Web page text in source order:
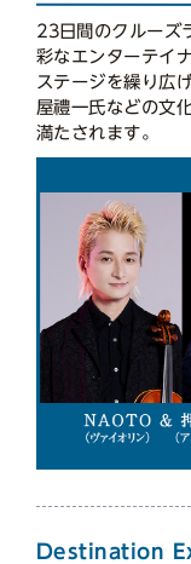
23日間のクルーズ
彩なエンターテイ
ステージを繰り広
屋禮一氏などの文
満たされます。
Destination